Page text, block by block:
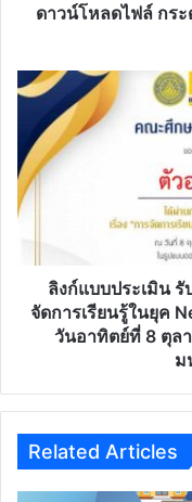
ครู
บาส
ดาวน์โหลดไฟล์ กร
ลิงก์
แบบ
ประเมิน
รับ
เกียรติ
บัตร
อบรม
จัดการ
ยุค
Normal
หรือ
Generative
ลิงก์แบบประเมิน
จัดการเรียนรู้ในยุค
วันอาทิตย์ที่ 8 ตุล
ม
Related Articles